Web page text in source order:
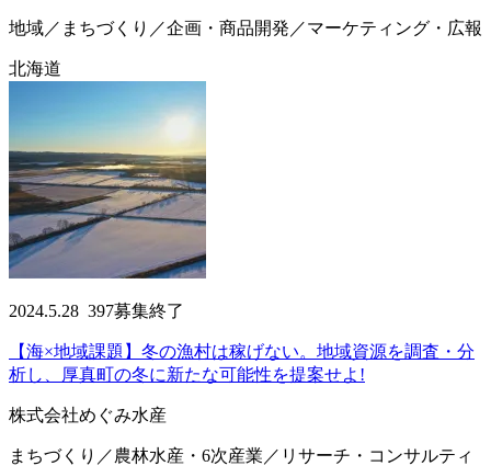
地域／まちづくり／企画・商品開発／マーケティング・広報
北海道
2024.5.28 397募集終了
【海×地域課題】冬の漁村は稼げない。地域資源を調査・分
析し、厚真町の冬に新たな可能性を提案せよ!
株式会社めぐみ水産
まちづくり／農林水産・6次産業／リサーチ・コンサルティ